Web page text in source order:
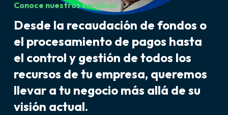
Conoce nuestros servicios
Desde la recaudación de fondos o
el procesamiento de pagos hasta
el control y gestión de todos los
recursos de tu empresa, queremos
llevar a tu negocio más allá de su
visión actual.